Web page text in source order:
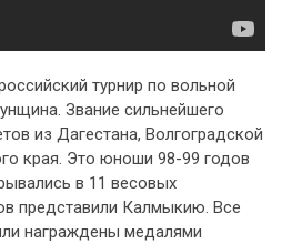
турнир по вольной
Звание сильнейшего
из Дагестана, Волгоградской
края. Это юноши 98-99 годов
в 11 весовых
представили Калмыкию. Все
награждены медалями